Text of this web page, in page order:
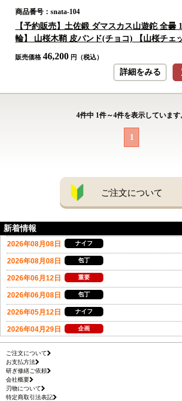
商品番号：snata-104
【予約販売】土佐鍛 ダマスカス山遊鉈 全曇
輪】 山桜木鞘 皮バンド(チョコ) 【山桜チェ
販売価格 46,200 円（税込）
詳細をみる
4件中 1件～4件を表示しています
1
ご注文について
新着情報
ご注文について
お支払方法
研ぎ修繕ご依頼
会社概要
刃物について
特定商取引法表記